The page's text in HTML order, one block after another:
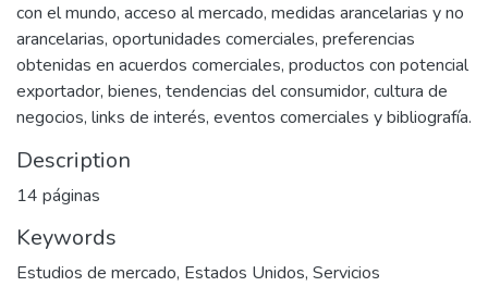
con el mundo, acceso al mercado, medidas arancelarias y no
arancelarias, oportunidades comerciales, preferencias
obtenidas en acuerdos comerciales, productos con potencial
exportador, bienes, tendencias del consumidor, cultura de
negocios, links de interés, eventos comerciales y bibliografía.
Description
14 páginas
Keywords
Estudios de mercado, Estados Unidos, Servicios